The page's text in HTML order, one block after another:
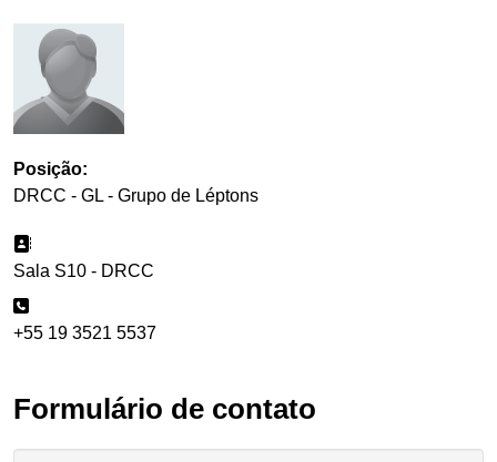
Posição:
DRCC - GL - Grupo de Léptons
Sala S10 - DRCC
+55 19 3521 5537
Formulário de contato